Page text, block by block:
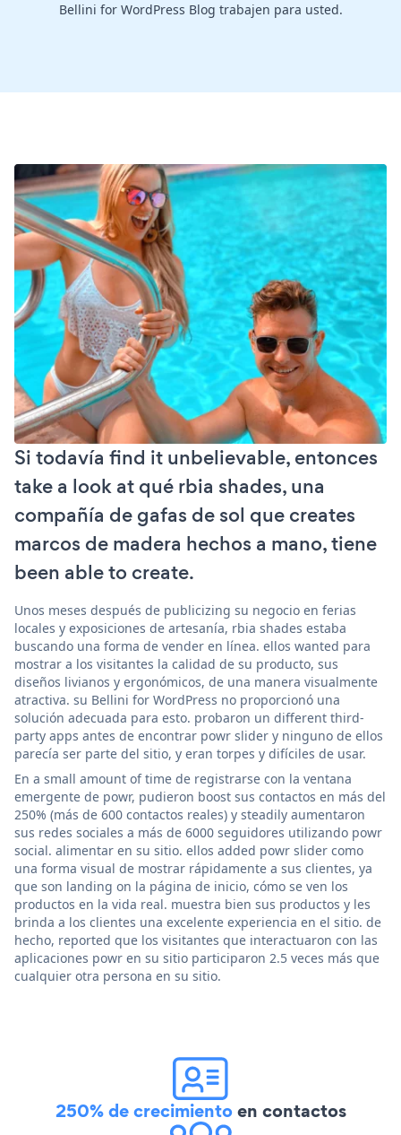
Bellini for WordPress Blog trabajen para usted.
Si todavía find it unbelievable, entonces
take a look at qué rbia shades, una
compañía de gafas de sol que creates
marcos de madera hechos a mano, tiene
been able to create.
Unos meses después de publicizing su negocio en ferias
locales y exposiciones de artesanía, rbia shades estaba
buscando una forma de vender en línea. ellos wanted para
mostrar a los visitantes la calidad de su producto, sus
diseños livianos y ergonómicos, de una manera visualmente
atractiva. su Bellini for WordPress no proporcionó una
solución adecuada para esto. probaron un different third-
party apps antes de encontrar powr slider y ninguno de ellos
parecía ser parte del sitio, y eran torpes y difíciles de usar.
En a small amount of time de registrarse con la ventana
emergente de powr, pudieron boost sus contactos en más del
250% (más de 600 contactos reales) y steadily aumentaron
sus redes sociales a más de 6000 seguidores utilizando powr
social. alimentar en su sitio. ellos added powr slider como
una forma visual de mostrar rápidamente a sus clientes, ya
que son landing on la página de inicio, cómo se ven los
productos en la vida real. muestra bien sus productos y les
brinda a los clientes una excelente experiencia en el sitio. de
hecho, reported que los visitantes que interactuaron con las
aplicaciones powr en su sitio participaron 2.5 veces más que
cualquier otra persona en su sitio.
250% de crecimientoen contactos